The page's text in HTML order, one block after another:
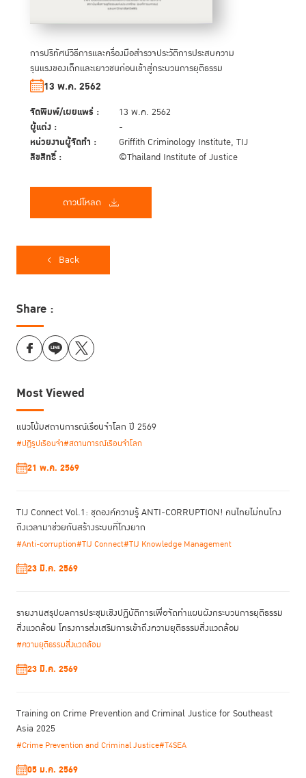
การปริทัศน์วิธีการและครื่องมือสำรวจประวัติการประสบความ
รุนแรงของเด็กและเยาวชนก่อนเข้าสู่กระบวนการยุติธรรม
13 พ.ค. 2562
จัดพิมพ์/เผยแพร่ : 13 พ.ค. 2562
ผู้แต่ง : -
หน่วยงานผู้จัดทำ : Griffith Criminology Institute, TIJ
ลิขสิทธิ์ : ©Thailand Institute of Justice
ดาวน์โหลด
Back
Share :
Most Viewed
แนวโน้มสถานการณ์เรือนจำโลก ปี 2569
#ปฏิรูปเรือนจำ#สถานการณ์เรือนจำโลก
21 พ.ค. 2569
TIJ Connect Vol.1: ชุดองค์ความรู้ ANTI-CORRUPTION! คนไทยไม่ทนโกง
ถึงเวลามาช่วยกันสร้างระบบที่โกงยาก
#Anti-corruption#TIJ Connect#TIJ Knowledge Management
23 มี.ค. 2569
รายงานสรุปผลการประชุมเชิงปฏิบัติการเพื่อจัดทําแผนผังกระบวนการยุติธรรม
สิ่งแวดล้อม โครงการส่งเสริมการเข้าถึงความยุติธรรมสิ่งแวดล้อม
#ความยุติธรรมสิ่งแวดล้อม
23 มี.ค. 2569
Training on Crime Prevention and Criminal Justice for Southeast
Asia 2025
#Crime Prevention and Criminal Justice#T4SEA
05 ม.ค. 2569